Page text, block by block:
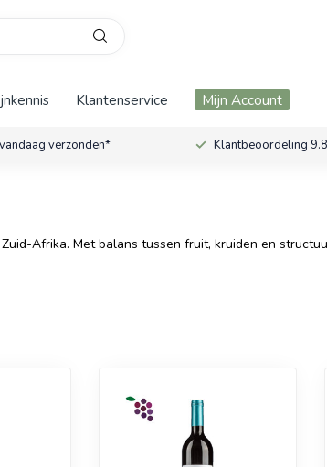
Klantenservice Mijn Account
verzonden* Klantbeoordeling
Afrika. Met balans tussen fruit, kruiden en